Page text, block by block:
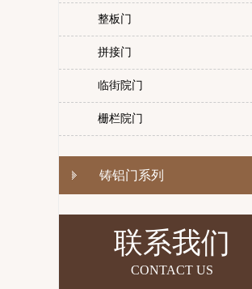
整板门
拼接门
临街院门
栅栏院门
铸铝门系列
联系我们
CONTACT US